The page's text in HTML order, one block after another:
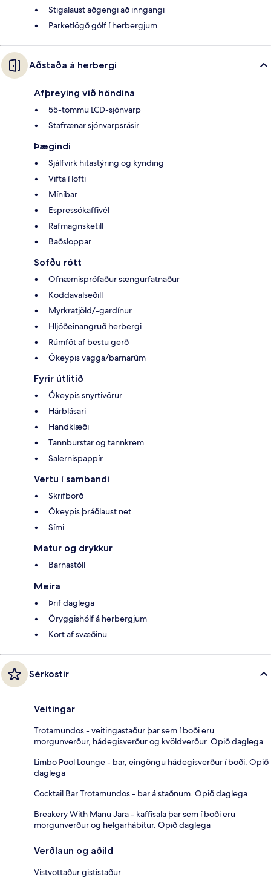
Stigalaust aðgengi að inngangi
Parketlögð gólf í herbergjum
Aðstaða á herbergi
Afþreying við höndina
55-tommu LCD-sjónvarp
Stafrænar sjónvarpsrásir
Þægindi
Sjálfvirk hitastýring og kynding
Vifta í lofti
Míníbar
Espressókaffivél
Rafmagnsketill
Baðsloppar
Sofðu rótt
Ofnæmisprófaður sængurfatnaður
Koddavalseðill
Myrkratjöld/-gardínur
Hljóðeinangruð herbergi
Rúmföt af bestu gerð
Ókeypis vagga/barnarúm
Fyrir útlitið
Ókeypis snyrtivörur
Hárblásari
Handklæði
Tannburstar og tannkrem
Salernispappír
Vertu í sambandi
Skrifborð
Ókeypis þráðlaust net
Sími
Matur og drykkur
Barnastóll
Meira
Þrif daglega
Öryggishólf á herbergjum
Kort af svæðinu
Sérkostir
Veitingar
Trotamundos - veitingastaður þar sem í boði eru
morgunverður, hádegisverður og kvöldverður. Opið daglega
Limbo Pool Lounge - bar, eingöngu hádegisverður í boði. Opið
daglega
Cocktail Bar Trotamundos - bar á staðnum. Opið daglega
Breakery With Manu Jara - kaffisala þar sem í boði eru
morgunverður og helgarhábítur. Opið daglega
Verðlaun og aðild
Vistvottaður gististaður